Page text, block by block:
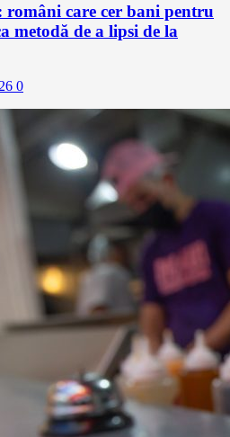
români care cer bani pentru
metodă de a lipsi de la
0